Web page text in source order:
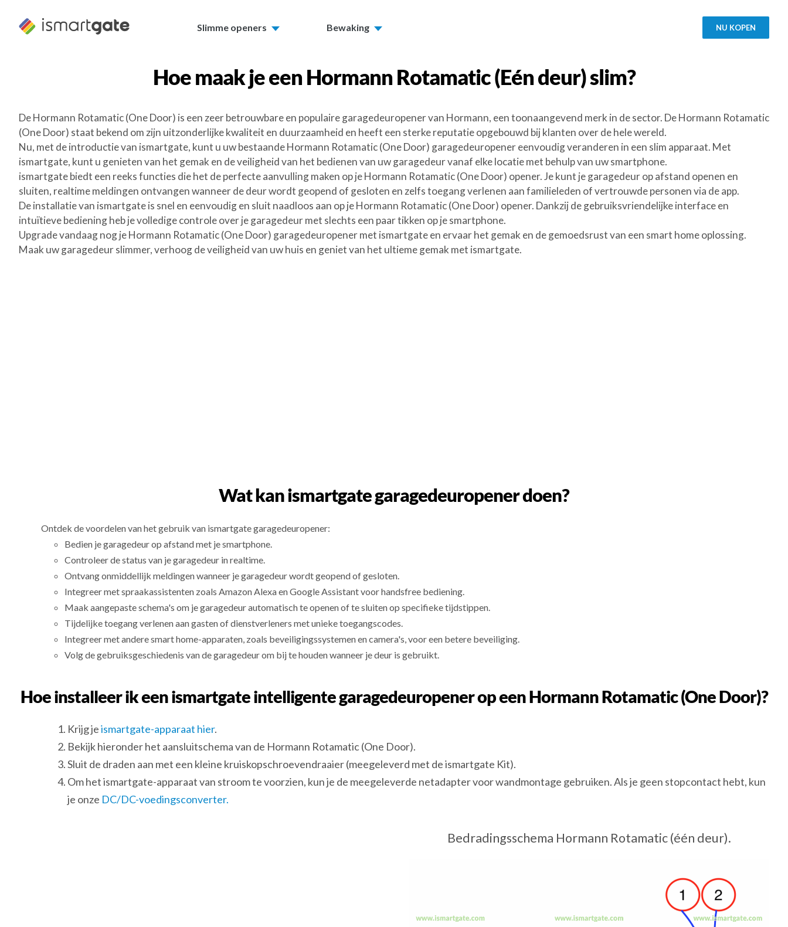
inhoud
Slimme openers Bewaking NU KOPEN
Hoe maak je een Hormann Rotamatic (Eén deur)slim?
De Hormann Rotamatic (One Door) is een zeer betrouwbare en populaire garagedeuropener van Hormann, een toonaangevend merk in de sector. De Hormann Rotamatic
(One Door) staat bekend om zijn uitzonderlijke kwaliteit en duurzaamheid en heeft een sterke reputatie opgebouwd bij klanten over de hele wereld.
Nu, met de introductie van ismartgate, kunt u uw bestaande Hormann Rotamatic (One Door) garagedeuropener eenvoudig veranderen in een slim apparaat. Met
ismartgate, kunt u genieten van het gemak en de veiligheid van het bedienen van uw garagedeur vanaf elke locatie met behulp van uw smartphone.
ismartgate biedt een reeks functies die het de perfecte aanvulling maken op je Hormann Rotamatic (One Door) opener. Je kunt je garagedeur op afstand openen en
sluiten, realtime meldingen ontvangen wanneer de deur wordt geopend of gesloten en zelfs toegang verlenen aan familieleden of vertrouwde personen via de app.
De installatie van ismartgate is snel en eenvoudig en sluit naadloos aan op je Hormann Rotamatic (One Door) opener. Dankzij de gebruiksvriendelijke interface en
intuïtieve bediening heb je volledige controle over je garagedeur met slechts een paar tikken op je smartphone.
Upgrade vandaag nog je Hormann Rotamatic (One Door) garagedeuropener met ismartgate en ervaar het gemak en de gemoedsrust van een smart home oplossing.
Maak uw garagedeur slimmer, verhoog de veiligheid van uw huis en geniet van het ultieme gemak met ismartgate.
Wat kan ismartgate garagedeuropener doen?
Ontdek de voordelen van het gebruik van ismartgate garagedeuropener:
Bedien je garagedeur op afstand met je smartphone.
Controleer de status van je garagedeur in realtime.
Ontvang onmiddellijk meldingen wanneer je garagedeur wordt geopend of gesloten.
Integreer met spraakassistenten zoals Amazon Alexa en Google Assistant voor handsfree bediening.
Maak aangepaste schema's om je garagedeur automatisch te openen of te sluiten op specifieke tijdstippen.
Tijdelijke toegang verlenen aan gasten of dienstverleners met unieke toegangscodes.
Integreer met andere smart home-apparaten, zoals beveiligingssystemen en camera's, voor een betere beveiliging.
Volg de gebruiksgeschiedenis van de garagedeur om bij te houden wanneer je deur is gebruikt.
Hoe installeer ik een ismartgate intelligente garagedeuropener op een Hormann Rotamatic (One Door)?
Krijg jeismartgate-apparaat hier.
Bekijk hieronder het aansluitschema van de Hormann Rotamatic (One Door).
Sluit de draden aan met een kleine kruiskopschroevendraaier (meegeleverd met de ismartgate Kit).
Om het ismartgate-apparaat van stroom te voorzien, kun je de meegeleverde netadapter voor wandmontage gebruiken. Als je geen stopcontact hebt, kun
je onze DC/DC-voedingsconverter.
Bedradingsschema Hormann Rotamatic (één deur).